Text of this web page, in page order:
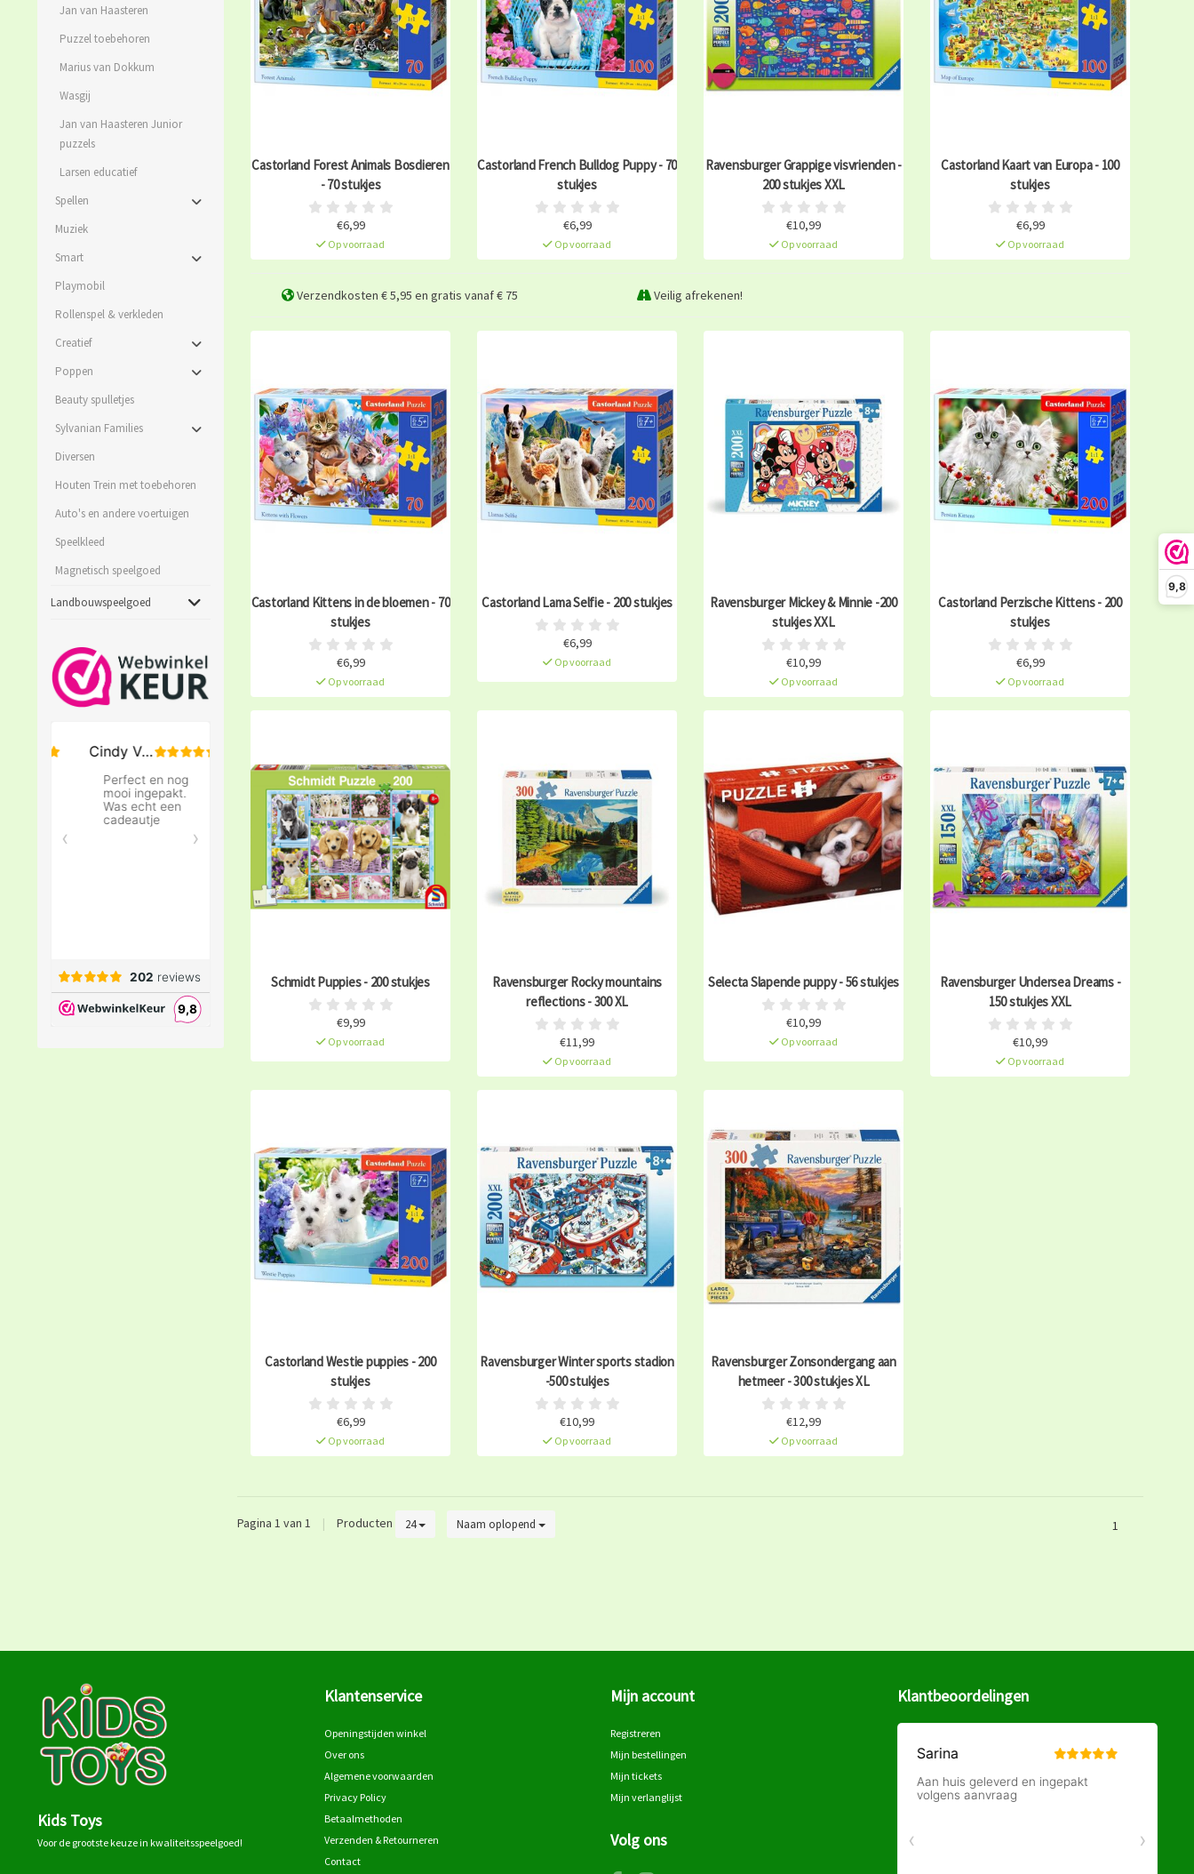
9,8
Jan van Haasteren
Puzzel toebehoren
Marius van Dokkum
Wasgij
Jan van Haasteren Junior
puzzels
Larsen educatief
Spellen
Muziek
Smart
Playmobil
Rollenspel & verkleden
Creatief
Poppen
Beauty spulletjes
Sylvanian Families
Diversen
Houten Trein met toebehoren
Auto's en andere voertuigen
Speelkleed
Magnetisch speelgoed
Landbouwspeelgoed
Castorland Forest Animals Bosdieren
- 70 stukjes
€6,99
Op voorraad
Castorland French Bulldog Puppy - 70
stukjes
€6,99
Op voorraad
Ravensburger Grappige visvrienden -
200 stukjes XXL
€10,99
Op voorraad
Castorland Kaart van Europa - 100
stukjes
€6,99
Op voorraad
Verzendkosten € 5,95 en gratis vanaf € 75 Veilig afrekenen!
Castorland Kittens in de bloemen - 70
stukjes
€6,99
Op voorraad
Castorland Lama Selfie - 200 stukjes
€6,99
Op voorraad
Ravensburger Mickey & Minnie -200
stukjes XXL
€10,99
Op voorraad
Castorland Perzische Kittens - 200
stukjes
€6,99
Op voorraad
Schmidt Puppies - 200 stukjes
€9,99
Op voorraad
Ravensburger Rocky mountains
reflections - 300 XL
€11,99
Op voorraad
Selecta Slapende puppy - 56 stukjes
€10,99
Op voorraad
Ravensburger Undersea Dreams -
150 stukjes XXL
€10,99
Op voorraad
Castorland Westie puppies - 200
stukjes
€6,99
Op voorraad
Ravensburger Winter sports stadion
-500 stukjes
€10,99
Op voorraad
Ravensburger Zonsondergang aan
hetmeer - 300 stukjes XL
€12,99
Op voorraad
Pagina 1 van 1 | Producten 24 Naam oplopend 1
Kids Toys
Voor de grootste keuze in kwaliteitsspeelgoed!
Klantenservice
Openingstijden winkel
Over ons
Algemene voorwaarden
Privacy Policy
Betaalmethoden
Verzenden & Retourneren
Contact
Mijn account
Registreren
Mijn bestellingen
Mijn tickets
Mijn verlanglijst
Volg ons
Klantbeoordelingen